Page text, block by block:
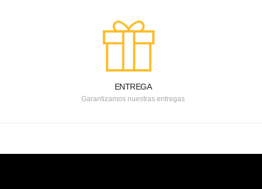
ENTREGA
Garantizamos nuestras entregas